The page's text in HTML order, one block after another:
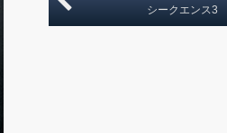
シークエンス3